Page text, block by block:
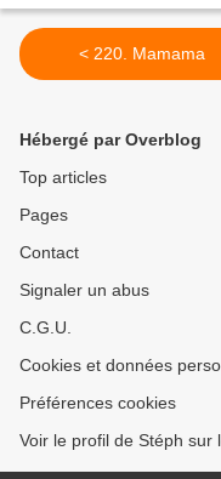
< 220. Mamama
Hébergé par Overblog
Top articles
Pages
Contact
Signaler un abus
C.G.U.
Cookies et données
Préférences cookies
Voir le profil de Stéph sur